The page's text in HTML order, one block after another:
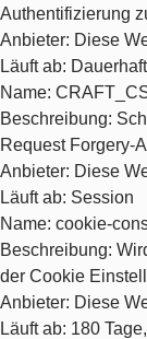
Authentifizierung
Anbieter: Diese
Läuft ab: Dauerhaft
Name:
Beschreibung:
Request Forgery-
Anbieter: Diese
Läuft ab: Session
Name: cookie-
Beschreibung:
der Cookie
Anbieter: Diese
Läuft ab: 180